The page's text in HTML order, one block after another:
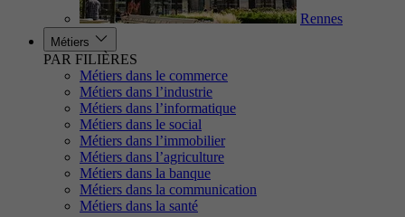
Rennes
Métiers
PAR FILIÈRES
Métiers dans le commerce
Métiers dans l’industrie
Métiers dans l’informatique
Métiers dans le social
Métiers dans l’immobilier
Métiers dans l’agriculture
Métiers dans la banque
Métiers dans la communication
Métiers dans la santé